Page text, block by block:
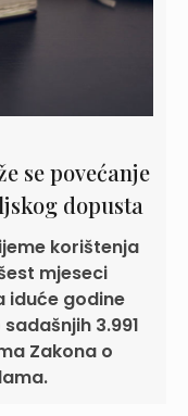
se povećanje
dopusta
korištenja
mjeseci
iduće godine
3.991
Zakona o